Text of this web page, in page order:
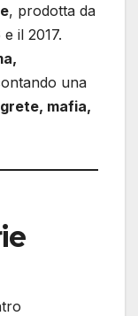
, prodotta da
il 2017.
una
mafia,